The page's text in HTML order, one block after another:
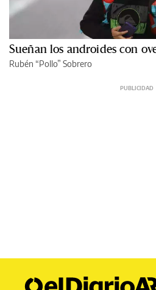
Sueñan los androides con
Rubén “Pollo” Sobrero